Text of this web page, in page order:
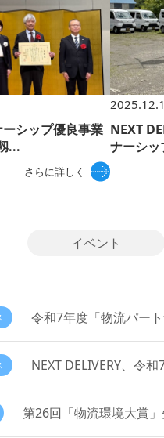
シップ優良事業
...
さらに詳しく
NEXT
ナーシ
イベント
令和7年度「物流パー
NEXT DELIVERY、令
第26回「物流環境大賞